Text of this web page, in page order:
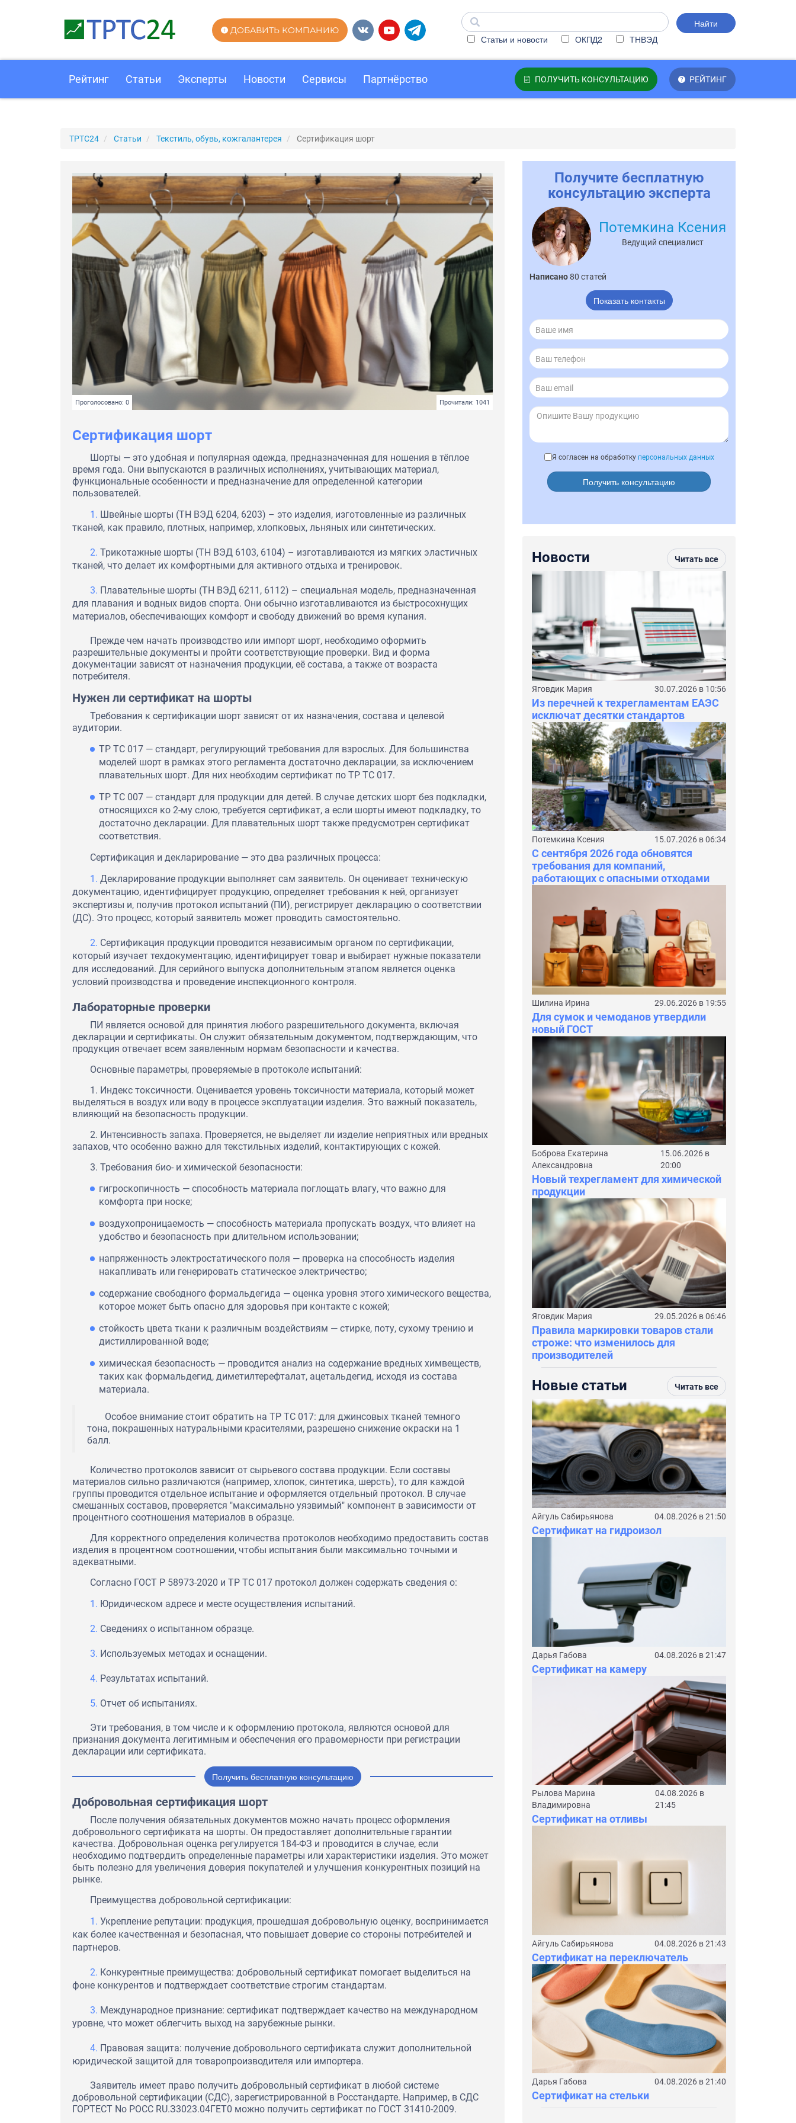
Найти
Статьи и новости
ОКПД2 ТНВЭД
ДОБАВИТЬ КОМПАНИЮ
ПОЛУЧИТЬ КОНСУЛЬТАЦИЮ РЕЙТИНГ
Рейтинг Статьи Эксперты Новости Сервисы Партнёрство
ТРТС24 Статьи Текстиль, обувь, кожгалантерея Сертификация шорт
Проголосовано: 0 Прочитали: 1041
Сертификация шорт
Шорты — это удобная и популярная одежда, предназначенная для ношения в тёплое
время года. Они выпускаются в различных исполнениях, учитывающих материал,
функциональные особенности и предназначение для определенной категории
пользователей.
Швейные шорты (ТН ВЭД 6204, 6203) – это изделия, изготовленные из различных
тканей, как правило, плотных, например, хлопковых, льняных или синтетических.
Трикотажные шорты (ТН ВЭД 6103, 6104) – изготавливаются из мягких эластичных
тканей, что делает их комфортными для активного отдыха и тренировок.
Плавательные шорты (ТН ВЭД 6211, 6112) – специальная модель, предназначенная
для плавания и водных видов спорта. Они обычно изготавливаются из быстросохнущих
материалов, обеспечивающих комфорт и свободу движений во время купания.
Прежде чем начать производство или импорт шорт, необходимо оформить
разрешительные документы и пройти соответствующие проверки. Вид и форма
документации зависят от назначения продукции, её состава, а также от возраста
потребителя.
Нужен ли сертификат на шорты
Требования к сертификации шорт зависят от их назначения, состава и целевой
аудитории.
ТР ТС 017 — стандарт, регулирующий требования для взрослых. Для большинства
моделей шорт в рамках этого регламента достаточно декларации, за исключением
плавательных шорт. Для них необходим сертификат по ТР ТС 017.
ТР ТС 007 — стандарт для продукции для детей. В случае детских шорт без подкладки,
относящихся ко 2-му слою, требуется сертификат, а если шорты имеют подкладку, то
достаточно декларации. Для плавательных шорт также предусмотрен сертификат
соответствия.
Сертификация и декларирование — это два различных процесса:
Декларирование продукции выполняет сам заявитель. Он оценивает техническую
документацию, идентифицирует продукцию, определяет требования к ней, организует
экспертизы и, получив протокол испытаний (ПИ), регистрирует декларацию о соответствии
(ДС). Это процесс, который заявитель может проводить самостоятельно.
Сертификация продукции проводится независимым органом по сертификации,
который изучает техдокументацию, идентифицирует товар и выбирает нужные показатели
для исследований. Для серийного выпуска дополнительным этапом является оценка
условий производства и проведение инспекционного контроля.
Лабораторные проверки
ПИ является основой для принятия любого разрешительного документа, включая
декларации и сертификаты. Он служит обязательным документом, подтверждающим, что
продукция отвечает всем заявленным нормам безопасности и качества.
Основные параметры, проверяемые в протоколе испытаний:
1. Индекс токсичности. Оценивается уровень токсичности материала, который может
выделяться в воздух или воду в процессе эксплуатации изделия. Это важный показатель,
влияющий на безопасность продукции.
2. Интенсивность запаха. Проверяется, не выделяет ли изделие неприятных или вредных
запахов, что особенно важно для текстильных изделий, контактирующих с кожей.
3. Требования био- и химической безопасности:
гигроскопичность — способность материала поглощать влагу, что важно для
комфорта при носке;
воздухопроницаемость — способность материала пропускать воздух, что влияет на
удобство и безопасность при длительном использовании;
напряженность электростатического поля — проверка на способность изделия
накапливать или генерировать статическое электричество;
содержание свободного формальдегида — оценка уровня этого химического вещества,
которое может быть опасно для здоровья при контакте с кожей;
стойкость цвета ткани к различным воздействиям — стирке, поту, сухому трению и
дистиллированной воде;
химическая безопасность — проводится анализ на содержание вредных химвеществ,
таких как формальдегид, диметилтерефталат, ацетальдегид, исходя из состава
материала.
Особое внимание стоит обратить на ТР ТС 017: для джинсовых тканей темного
тона, покрашенных натуральными красителями, разрешено снижение окраски на 1
балл.
Количество протоколов зависит от сырьевого состава продукции. Если составы
материалов сильно различаются (например, хлопок, синтетика, шерсть), то для каждой
группы проводится отдельное испытание и оформляется отдельный протокол. В случае
смешанных составов, проверяется "максимально уязвимый" компонент в зависимости от
процентного соотношения материалов в образце.
Для корректного определения количества протоколов необходимо предоставить состав
изделия в процентном соотношении, чтобы испытания были максимально точными и
адекватными.
Согласно ГОСТ Р 58973-2020 и ТР ТС 017 протокол должен содержать сведения о:
Юридическом адресе и месте осуществления испытаний.
Сведениях о испытанном образце.
Используемых методах и оснащении.
Результатах испытаний.
Отчет об испытаниях.
Эти требования, в том числе и к оформлению протокола, являются основой для
признания документа легитимным и обеспечения его правомерности при регистрации
декларации или сертификата.
Получить бесплатную консультацию
Добровольная сертификация шорт
После получения обязательных документов можно начать процесс оформления
добровольного сертификата на шорты. Он предоставляет дополнительные гарантии
качества. Добровольная оценка регулируется 184-ФЗ и проводится в случае, если
необходимо подтвердить определенные параметры или характеристики изделия. Это может
быть полезно для увеличения доверия покупателей и улучшения конкурентных позиций на
рынке.
Преимущества добровольной сертификации:
Укрепление репутации: продукция, прошедшая добровольную оценку, воспринимается
как более качественная и безопасная, что повышает доверие со стороны потребителей и
партнеров.
Конкурентные преимущества: добровольный сертификат помогает выделиться на
фоне конкурентов и подтверждает соответствие строгим стандартам.
Международное признание: сертификат подтверждает качество на международном
уровне, что может облегчить выход на зарубежные рынки.
Правовая защита: получение добровольного сертификата служит дополнительной
юридической защитой для товаропроизводителя или импортера.
Заявитель имеет право получить добровольный сертификат в любой системе
добровольной сертификации (СДС), зарегистрированной в Росстандарте. Например, в СДС
ГОРТЕСТ No РОСС RU.З3023.04ГЕТ0 можно получить сертификат по ГОСТ 31410-2009.
Получите бесплатную
консультацию эксперта
Потемкина Ксения
Ведущий специалист
Написано80 статей
Показать контакты
Я согласен на обработку персональных данных
Получить консультацию
Новости Читать все
Яговдик Мария 30.07.2026 в 10:56
Из перечней к техрегламентам ЕАЭС
исключат десятки стандартов
Потемкина Ксения 15.07.2026 в 06:34
С сентября 2026 года обновятся
требования для компаний,
работающих с опасными отходами
Шилина Ирина 29.06.2026 в 19:55
Для сумок и чемоданов утвердили
новый ГОСТ
Боброва Екатерина
Александровна
15.06.2026 в
20:00
Новый техрегламент для химической
продукции
Яговдик Мария 29.05.2026 в 06:46
Правила маркировки товаров стали
строже: что изменилось для
производителей
Новые статьи Читать все
Айгуль Сабирьянова 04.08.2026 в 21:50
Сертификат на гидроизол
Дарья Габова 04.08.2026 в 21:47
Сертификат на камеру
Рылова Марина
Владимировна
04.08.2026 в
21:45
Сертификат на отливы
Айгуль Сабирьянова 04.08.2026 в 21:43
Сертификат на переключатель
Дарья Габова 04.08.2026 в 21:40
Сертификат на стельки